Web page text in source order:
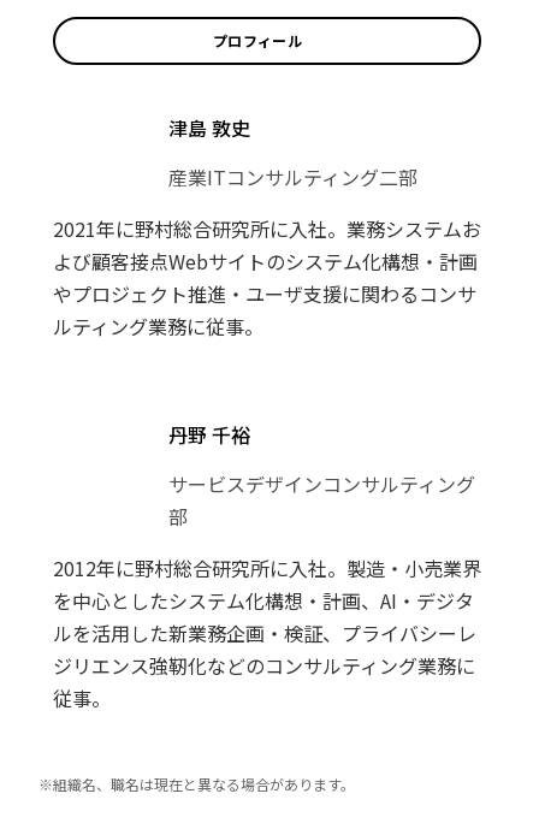
プロフィール
津島 敦史
産業ITコンサルティング二部
2021年に野村総合研究所に入社。業務システムお
よび顧客接点Webサイトのシステム化構想・計画
やプロジェクト推進・ユーザ支援に関わるコンサ
ルティング業務に従事。
丹野 千裕
サービスデザインコンサルティング
部
2012年に野村総合研究所に入社。製造・小売業界
を中心としたシステム化構想・計画、AI・デジタ
ルを活用した新業務企画・検証、プライバシーレ
ジリエンス強靭化などのコンサルティング業務に
従事。
※組織名、職名は現在と異なる場合があります。